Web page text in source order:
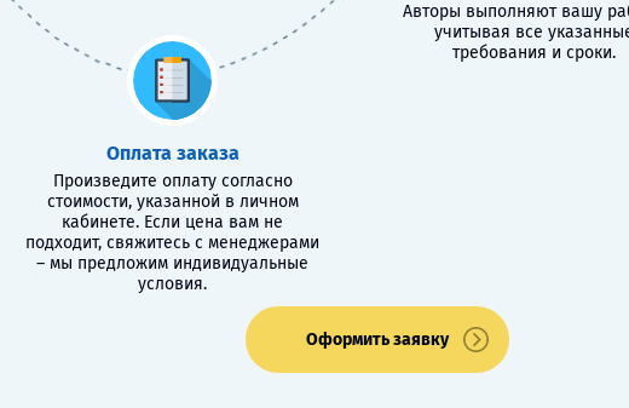
Оплата заказа
Произведите оплату согласно
стоимости, указанной в личном
кабинете. Если цена вам не
подходит, свяжитесь с менеджерами
– мы предложим индивидуальные
условия.
Авторы выполняют вашу
учитывая все
требования и сроки.
Оформить заявку